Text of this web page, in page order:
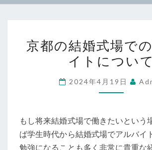
都
の
の
京都の結婚式場で
イトについて
2024年4月19日
もし将来結婚式場で働きたいという
ば学生時代から結婚式場でアルバイ
勉強になることも多く非常に貴重な